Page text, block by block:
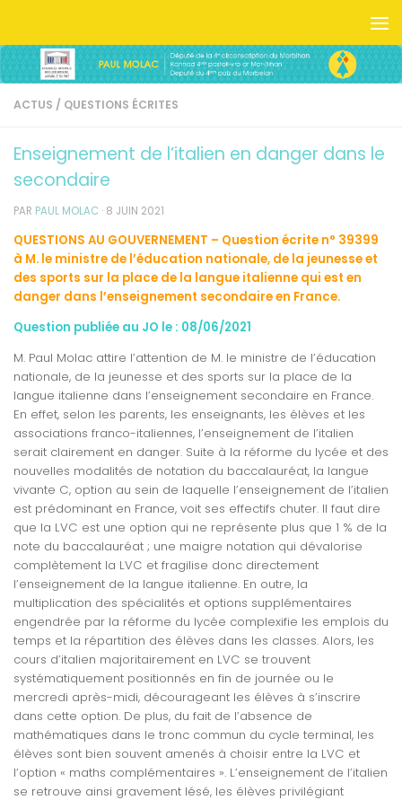
ACTUS / QUESTIONS ÉCRITES
Enseignement de l’italien en danger dans le
secondaire
PAR PAUL MOLAC · 8 JUIN 2021
QUESTIONS AU GOUVERNEMENT – Question écrite n° 39399
à M. le ministre de l’éducation nationale, de la jeunesse et
des sports sur la place de la langue italienne qui est en
danger dans l’enseignement secondaire en France.
Question publiée au JO le : 08/06/2021
M. Paul Molac attire l’attention de M. le ministre de l’éducation
nationale, de la jeunesse et des sports sur la place de la
langue italienne dans l’enseignement secondaire en France.
En effet, selon les parents, les enseignants, les élèves et les
associations franco-italiennes, l’enseignement de l’italien
serait clairement en danger. Suite à la réforme du lycée et des
nouvelles modalités de notation du baccalauréat, la langue
vivante C, option au sein de laquelle l’enseignement de l’italien
est prédominant en France, voit ses effectifs chuter. Il faut dire
que la LVC est une option qui ne représente plus que 1 % de la
note du baccalauréat ; une maigre notation qui dévalorise
complètement la LVC et fragilise donc directement
l’enseignement de la langue italienne. En outre, la
multiplication des spécialités et options supplémentaires
engendrée par la réforme du lycée complexifie les emplois du
temps et la répartition des élèves dans les classes. Alors, les
cours d’italien majoritairement en LVC se trouvent
systématiquement positionnés en fin de journée ou le
mercredi après-midi, décourageant les élèves à s’inscrire
dans cette option. De plus, du fait de l’absence de
mathématiques dans le tronc commun du cycle terminal, les
élèves sont bien souvent amenés à choisir entre la LVC et
l’option « maths complémentaires ». L’enseignement de l’italien
se retrouve ainsi gravement lésé, les élèves privilégiant